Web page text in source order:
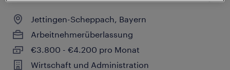
Jettingen-Scheppach, Bayern
Arbeitnehmerüberlassung
€3.800 - €4.200 pro Monat
Wirtschaft und Administration